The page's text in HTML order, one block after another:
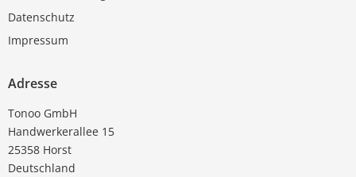
Datenschutz
Impressum
Adresse
Tonoo GmbH
Handwerkerallee 15
25358 Horst
Deutschland